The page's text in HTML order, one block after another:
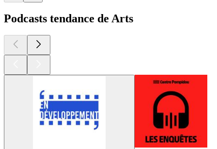
Podcasts tendance de Arts